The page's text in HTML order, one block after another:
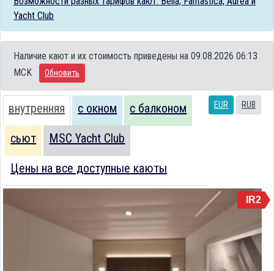
Yacht Club
Наличие кают и их стоимость приведены на 09.08.2026 06:13
MCK
Обновить
EUR RUB
внутренняя с окном с балконом
сьют MSC Yacht Club
Цены на все доступные каюты
IR2